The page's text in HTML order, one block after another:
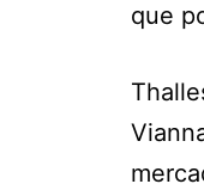
que